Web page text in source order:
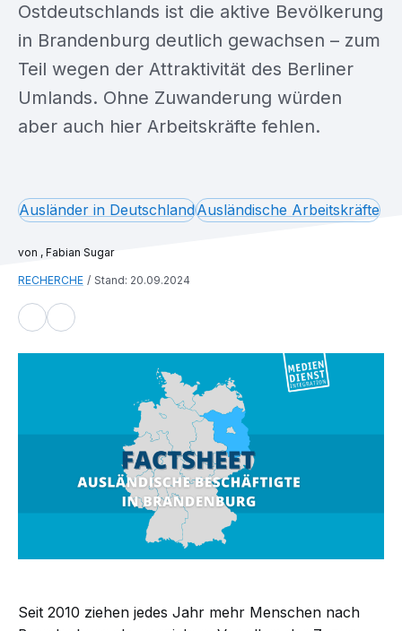
Ausländer in DeutschlandAusländische Arbeitskräfte
, Fabian Sugar
RECHERCHE Stand: 20.09.2024
Ostdeutschlands ist die aktive Bevölkerung
in Brandenburg deutlich gewachsen – zum
Teil wegen der Attraktivität des Berliner
Umlands. Ohne Zuwanderung würden
aber auch hier Arbeitskräfte fehlen.
Seit 2010 ziehen jedes Jahr mehr Menschen nach